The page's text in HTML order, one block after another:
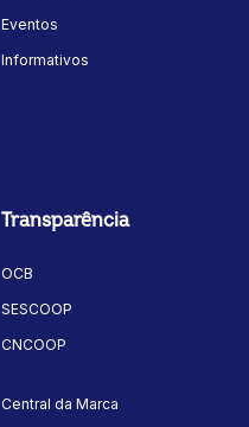
Eventos
Informativos
Transparência
OCB
SESCOOP
CNCOOP
Central da Marca